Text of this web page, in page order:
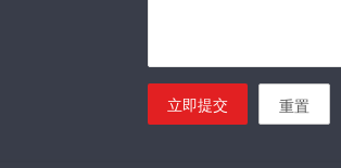
立即提交 重置